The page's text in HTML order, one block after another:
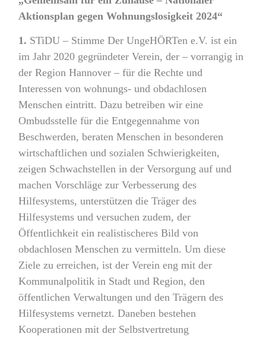
Aktionsplan gegen Wohnungslosigkeit 2024“
1. STiDU – Stimme Der UngeHÖRTen e.V. ist ein
im Jahr 2020 gegründeter Verein, der – vorrangig in
der Region Hannover – für die Rechte und
Interessen von wohnungs- und obdachlosen
Menschen eintritt. Dazu betreiben wir eine
Ombudsstelle für die Entgegennahme von
Beschwerden, beraten Menschen in besonderen
wirtschaftlichen und sozialen Schwierigkeiten,
zeigen Schwachstellen in der Versorgung auf und
machen Vorschläge zur Verbesserung des
Hilfesystems, unterstützen die Träger des
Hilfesystems und versuchen zudem, der
Öffentlichkeit ein realistischeres Bild von
obdachlosen Menschen zu vermitteln. Um diese
Ziele zu erreichen, ist der Verein eng mit der
Kommunalpolitik in Stadt und Region, den
öffentlichen Verwaltungen und den Trägern des
Hilfesystems vernetzt. Daneben bestehen
Kooperationen mit der Selbstvertretung